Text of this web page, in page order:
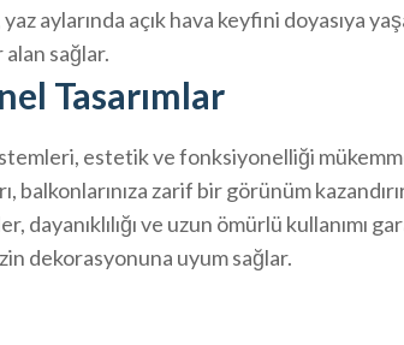
aylarında açık hava keyfini doyasıya
alan sağlar.
Tasarımlar
estetik ve fonksiyonelliği
balkonlarınıza zarif bir görünüm
ve uzun ömürlü kullanımı
dekorasyonuna uyum sağlar.